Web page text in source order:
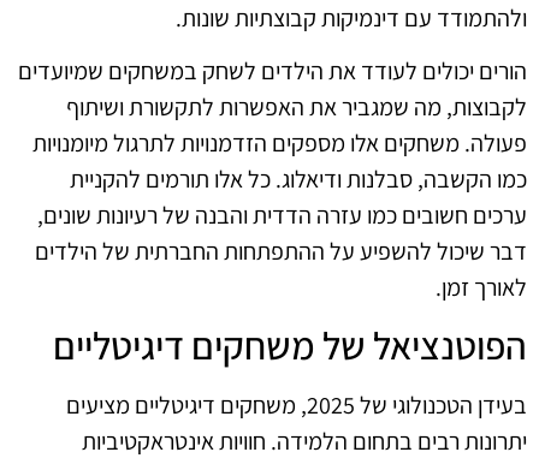
ולהתמודד עם דינמיקות קבוצתיות שונות.
הורים יכולים לעודד את הילדים לשחק במשחקים שמיועדים
לקבוצות, מה שמגביר את האפשרות לתקשורת ושיתוף
פעולה. משחקים אלו מספקים הזדמנויות לתרגול מיומנויות
כמו הקשבה, סבלנות ודיאלוג. כל אלו תורמים להקניית
ערכים חשובים כמו עזרה הדדית והבנה של רעיונות שונים,
דבר שיכול להשפיע על ההתפתחות החברתית של הילדים
לאורך זמן.
הפוטנציאל של משחקים דיגיטליים
בעידן הטכנולוגי של 2025, משחקים דיגיטליים מציעים
יתרונות רבים בתחום הלמידה. חוויות אינטראקטיביות